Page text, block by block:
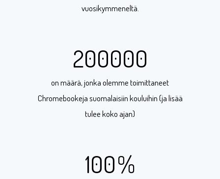
vuosikymmeneltä.
200000
on määrä, jonka olemme toimittaneet
Chromebookeja suomalaisiin kouluihin (ja lisää
tulee koko ajan)
100%